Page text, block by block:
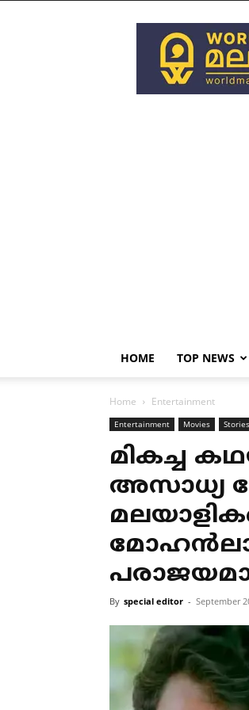
HOME TOP NEWS
Home Entertainment
Entertainment Movies Stories
മികച്ച
അസാധ്യ
By special editor - September